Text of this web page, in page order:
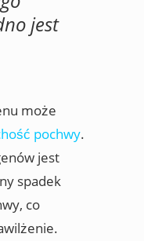
jest
może
pochwy.
jest
spadek
co